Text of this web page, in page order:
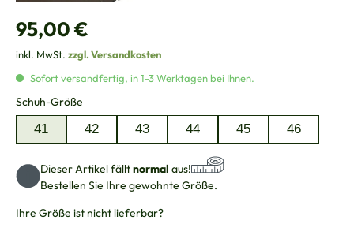
Regulärer Preis:
95,00 €
inkl. MwSt. zzgl. Versandkosten
Sofort versandfertig, in 1-3 Werktagen bei Ihnen.
Schuh-Größe
41 42 43 44 45 46
Dieser Artikel fälltnormal aus!
Bestellen Sie Ihre gewohnte Größe.
Ihre Größe ist nicht lieferbar?